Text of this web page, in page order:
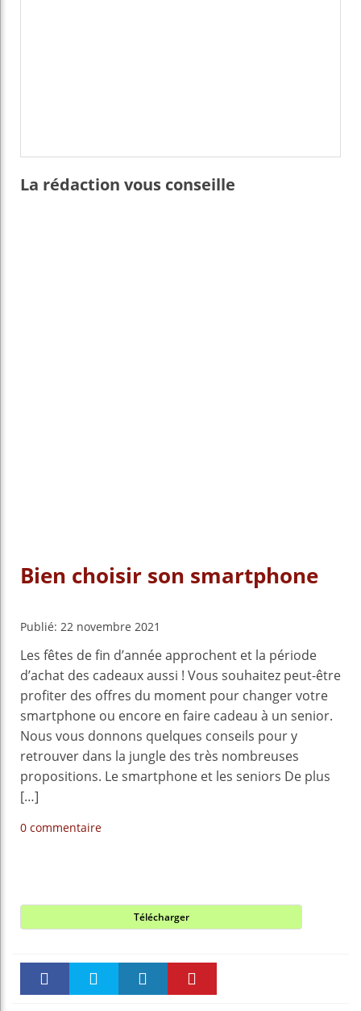
La rédaction vous conseille
Bien choisir son smartphone
Publié: 22 novembre 2021
Les fêtes de fin d’année approchent et la période
d’achat des cadeaux aussi ! Vous souhaitez peut-être
profiter des offres du moment pour changer votre
smartphone ou encore en faire cadeau à un senior.
Nous vous donnons quelques conseils pour y
retrouver dans la jungle des très nombreuses
propositions. Le smartphone et les seniors De plus
[…]
0 commentaire
Télécharger